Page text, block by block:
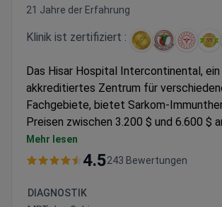
21 Jahre der Erfahrung
Klinik ist zertifiziert :
Das Hisar Hospital Intercontinental,
akkreditiertes Zentrum für
Fachgebiete, bietet Sarkom-
Preisen zwischen 3.200 $ und 6.600 $
Hasanov, ein medizinischer Onkologe
an der Marmara-Universität und dem
onkologische Behandlungen spezialisiert,
Mehr lesen
4.5243 Bewertungen
DIAGNOSTIK